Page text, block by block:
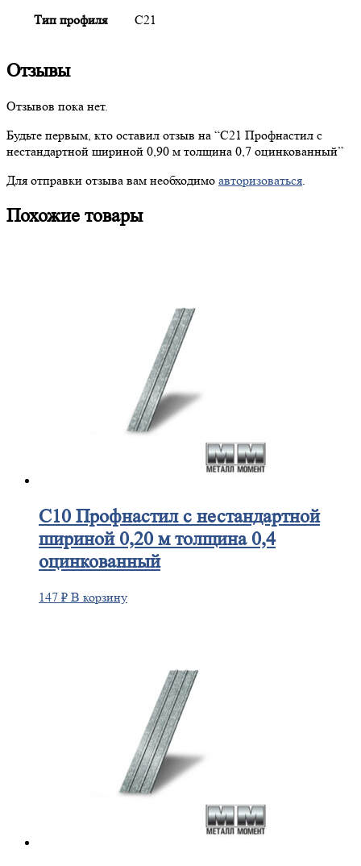
Тип профиля С21
Отзывы
Отзывов пока нет.
Будьте первым, кто оставил отзыв на “С21 Профнастил с
нестандартной шириной 0,90 м толщина 0,7 оцинкованный”
Для отправки отзыва вам необходимо авторизоваться.
Похожие товары
С10Профнастил с нестандартной
шириной 0,20 м толщина 0,4
оцинкованный
147 ₽ В корзину